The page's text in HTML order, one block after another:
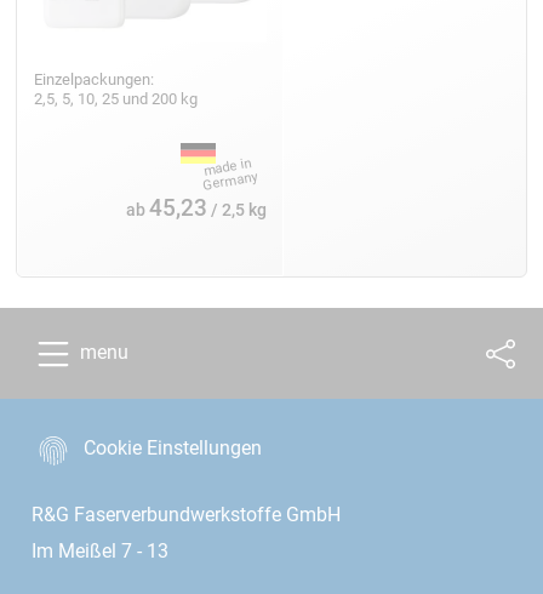
Einzelpackungen:
2,5, 5, 10, 25 und 200 kg
ab45,23 / 2,5 kg
menu
Cookie Einstellungen
R&G Faserverbundwerkstoffe GmbH
Im Meißel 7 - 13